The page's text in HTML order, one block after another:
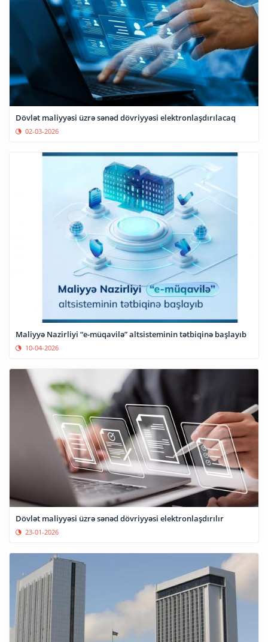
Dövlət maliyyəsi üzrə sənəd dövriyyəsi elektronlaşdırılacaq
02-03-2026
Maliyyə Nazirliyi “e-müqavilə” altsisteminin tətbiqinə başlayıb
10-04-2026
Dövlət maliyyəsi üzrə sənəd dövriyyəsi elektronlaşdırılır
23-01-2026